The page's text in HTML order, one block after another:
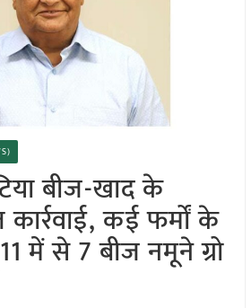
बीज-खाद के
कई फर्मों के
में से 7 बीज नमूने ग्रो